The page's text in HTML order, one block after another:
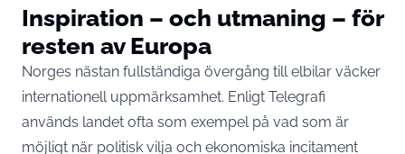
Inspiration – och utmaning – för
resten av Europa
Norges nästan fullständiga övergång till elbilar väcker
internationell uppmärksamhet. Enligt Telegrafi
används landet ofta som exempel på vad som är
möjligt när politisk vilja och ekonomiska incitament